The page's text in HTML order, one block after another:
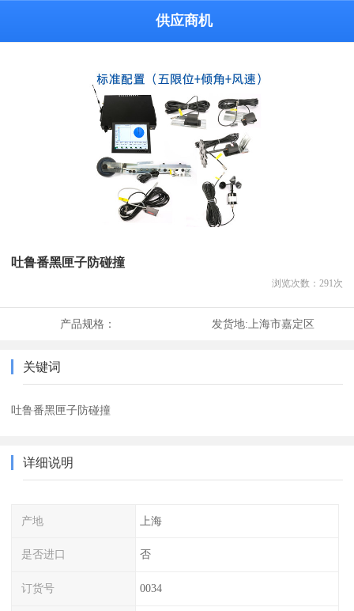
供应商机
吐鲁番黑匣子防碰撞
浏览次数： 291 次
产品规格： 发货地:上海市嘉定区
关键词
吐鲁番黑匣子防碰撞
详细说明
产地 上海
是否进口 否
订货号 0034